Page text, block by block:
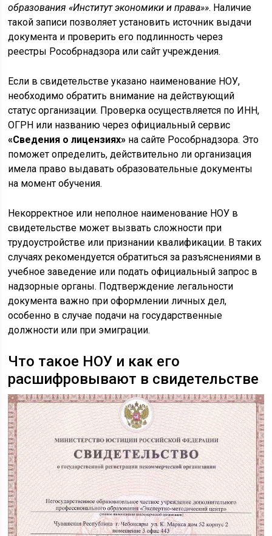
образования «Институт экономики и права»». Наличие
такой записи позволяет установить источник выдачи
документа и проверить его подлинность через
реестры Рособрнадзора или сайт учреждения.
Если в свидетельстве указано наименование НОУ,
необходимо обратить внимание на действующий
статус организации. Проверка осуществляется по ИНН,
ОГРН или названию через официальный сервис
«Сведения о лицензиях» на сайте Рособрнадзора. Это
поможет определить, действительно ли организация
имела право выдавать образовательные документы
на момент обучения.
Некорректное или неполное наименование НОУ в
свидетельстве может вызвать сложности при
трудоустройстве или признании квалификации. В таких
случаях рекомендуется обратиться за разъяснениями в
учебное заведение или подать официальный запрос в
надзорные органы. Подтверждение легальности
документа важно при оформлении личных дел,
особенно в случае подачи на государственные
должности или при эмиграции.
Что такое НОУ и как его
расшифровывают в свидетельстве